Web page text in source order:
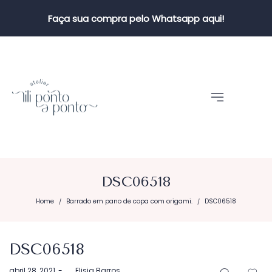
Faça sua compra pelo Whatsapp aqui!
DSC06518
Home / Barrado em pano de copa com origami. / DSC06518
DSC06518
Postado